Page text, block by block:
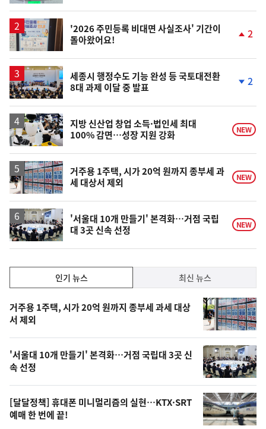
상
'2026 주민등록 비대면 사실조사' 기간이
돌아왔어요!
상
2
세종시 행정수도 기능 완성 등 국토대전환
8대 과제 이달 중 발표
하
락
2
지방 신산업 창업 소득·법인세 최대
100% 감면…성장 지원 강화
NEW
거주용 1주택, 시가 20억 원까지 종부세 과
세 대상서 제외
NEW
'서울대 10개 만들기' 본격화…거점 국립
대 3곳 신속 선정
NEW
인
기,
최
신,
오
늘
의
영
상
인기 뉴스 최신 뉴스
인
기
뉴
스
거주용 1주택, 시가 20억 원까지 종부세 과세 대상
서 제외
'서울대 10개 만들기' 본격화…거점 국립대 3곳 신
속 선정
[달달정책] 휴대폰 미니멀리즘의 실현…KTX·SRT
예매 한 번에 끝!